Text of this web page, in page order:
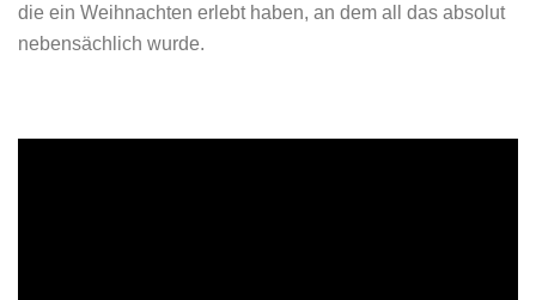
die ein Weihnachten erlebt haben, an dem all das absolut
nebensächlich wurde.